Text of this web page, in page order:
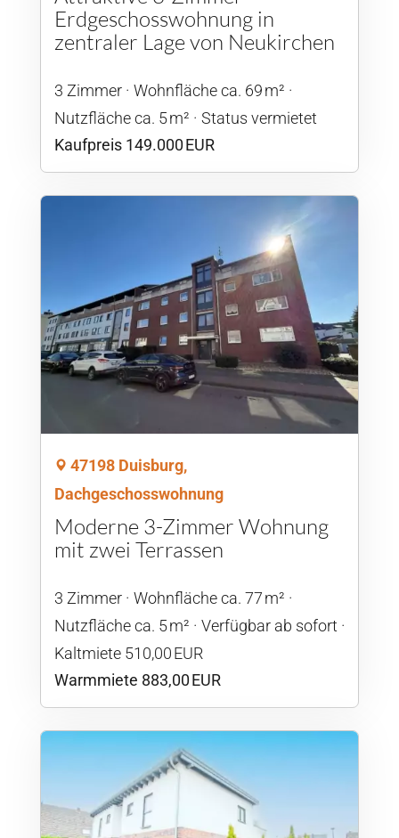
Erdgeschosswohnung in
zentraler Lage von Neukirchen
3 Zimmer
Wohnfläche ca. 69 m²
Nutzfläche ca. 5 m²
Status vermietet
Kaufpreis 149.000 EUR
47198 Duisburg,
Dachgeschosswohnung
Moderne 3-Zimmer Wohnung
mit zwei Terrassen
3 Zimmer
Wohnfläche ca. 77 m²
Nutzfläche ca. 5 m²
Verfügbar ab sofort
Kaltmiete 510,00 EUR
Warmmiete 883,00 EUR